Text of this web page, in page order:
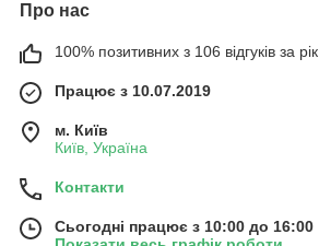
Про нас
100% позитивних з 106 відгуків за рік
Працює з 10.07.2019
м. Київ
Київ, Україна
Контакти
Сьогодні працює з 10:00 до 16:00